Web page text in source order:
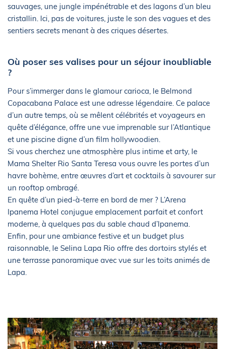
sauvages, une jungle impénétrable et des lagons d’un bleu
cristallin. Ici, pas de voitures, juste le son des vagues et des
sentiers secrets menant à des criques désertes.
Où poser ses valises pour un séjour inoubliable
?
Pour s’immerger dans le glamour carioca, le Belmond
Copacabana Palace est une adresse légendaire. Ce palace
d’un autre temps, où se mêlent célébrités et voyageurs en
quête d’élégance, offre une vue imprenable sur l’Atlantique
et une piscine digne d’un film hollywoodien.
Si vous cherchez une atmosphère plus intime et arty, le
Mama Shelter Rio Santa Teresa vous ouvre les portes d’un
havre bohème, entre œuvres d’art et cocktails à savourer sur
un rooftop ombragé.
En quête d’un pied-à-terre en bord de mer ? L’Arena
Ipanema Hotel conjugue emplacement parfait et confort
moderne, à quelques pas du sable chaud d’Ipanema.
Enfin, pour une ambiance festive et un budget plus
raisonnable, le Selina Lapa Rio offre des dortoirs stylés et
une terrasse panoramique avec vue sur les toits animés de
Lapa.